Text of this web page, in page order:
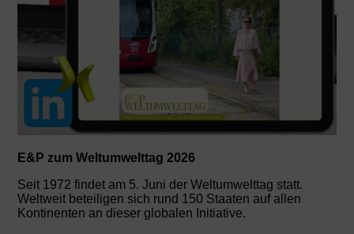
E&P zum Weltumwelttag 2026
Seit 1972 findet am 5. Juni der Weltumwelttag statt.
Weltweit beteiligen sich rund 150 Staaten auf allen
Kontinenten an dieser globalen Initiative.